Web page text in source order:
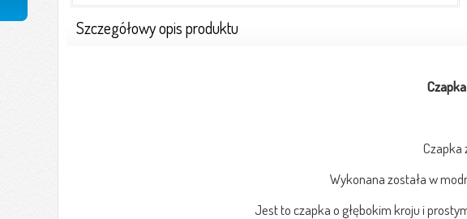
Szczegółowy opis produktu
Czapka
Wykonana została w
Jest to czapka o głębokim kroju i